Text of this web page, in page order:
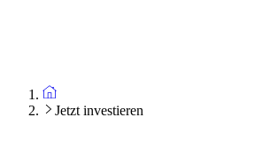
Jetzt investieren